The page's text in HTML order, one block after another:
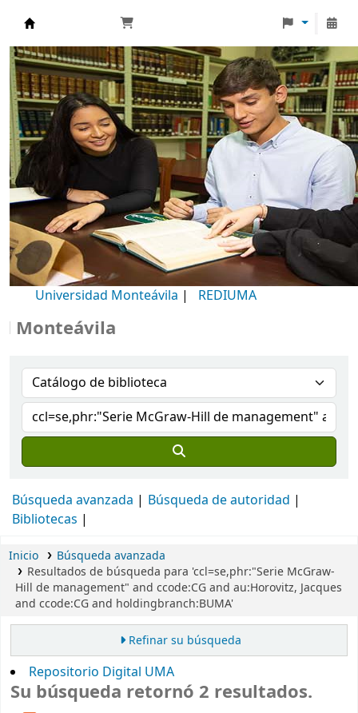
Biblioteca Universidad Monteávila
Universidad Monteávila | REDIUMA
Búsqueda avanzada
Búsqueda de autoridad
Bibliotecas
Inicio
Búsqueda avanzada
Resultados de búsqueda para 'ccl=se,phr:"Serie McGraw-
Hill de management" and ccode:CG and au:Horovitz, Jacques
and ccode:CG and holdingbranch:BUMA'
Refinar su búsqueda
Repositorio Digital UMA
Su búsqueda retornó 2 resultados.